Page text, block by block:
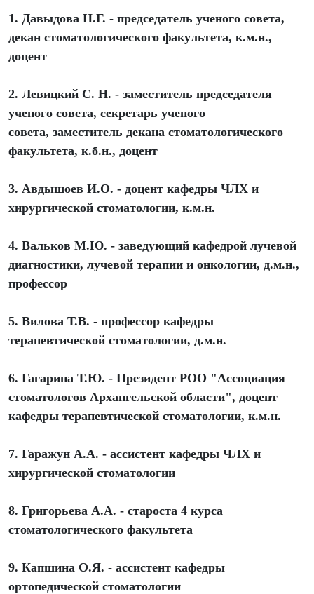
1. Давыдова Н.Г. - председатель ученого совета,
декан стоматологического факультета, к.м.н.,
доцент
2. Левицкий С. Н. - заместитель председателя
ученого совета, секретарь ученого
совета, заместитель декана стоматологического
факультета, к.б.н., доцент
3. Авдышоев И.О. - доцент кафедры ЧЛХ и
хирургической стоматологии, к.м.н.
4. Вальков М.Ю. - заведующий кафедрой лучевой
диагностики, лучевой терапии и онкологии, д.м.н.,
профессор
5. Вилова Т.В. - профессор кафедры
терапевтической стоматологии, д.м.н.
6. Гагарина Т.Ю. - Президент РОО "Ассоциация
стоматологов Архангельской области", доцент
кафедры терапевтической стоматологии, к.м.н.
7. Гаражун А.А. - ассистент кафедры ЧЛХ и
хирургической стоматологии
8. Григорьева А.А. - староста 4 курса
стоматологического факультета
9. Капшина О.Я. - ассистент кафедры
ортопедической стоматологии